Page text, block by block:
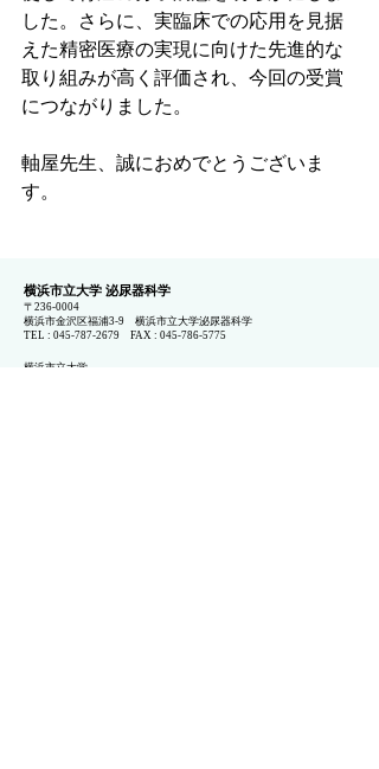
した。さらに、実臨床での応用を見据
えた精密医療の実現に向けた先進的な
取り組みが高く評価され、今回の受賞
につながりました。
軸屋先生、誠におめでとうございま
す。
横浜市立大学 泌尿器科学
〒236-0004
横浜市金沢区福浦3-9 横浜市立大学泌尿器科学
TEL : 045-787-2679 FAX : 045-786-5775
横浜市立大学